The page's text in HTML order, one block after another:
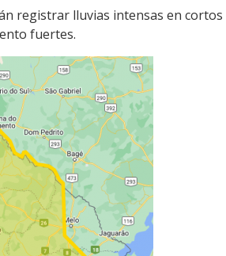
registrar lluvias intensas en
fuertes.